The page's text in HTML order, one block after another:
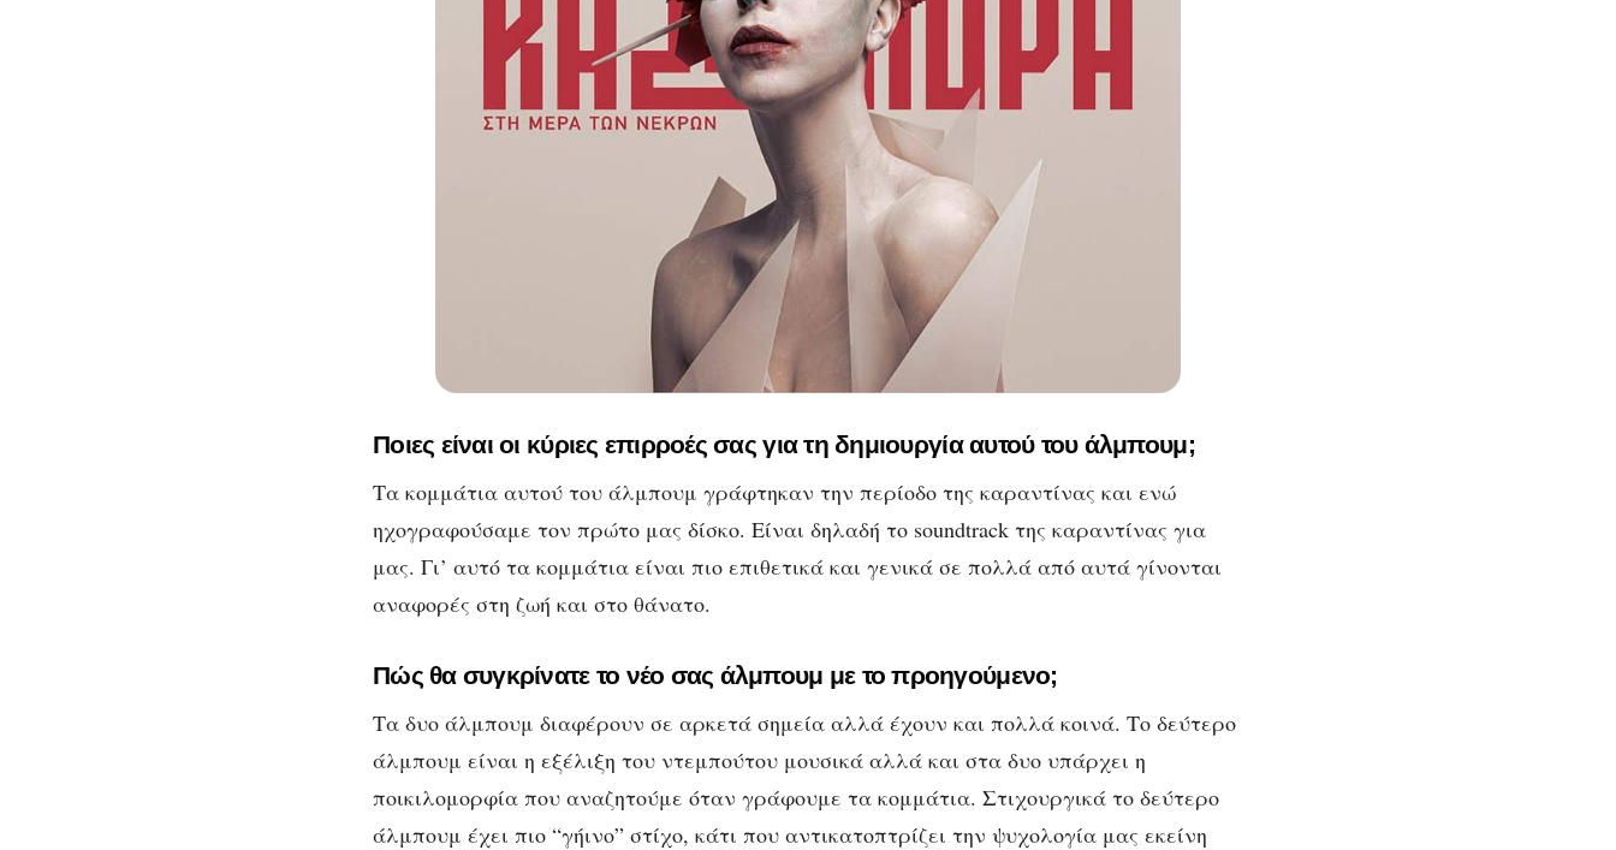
Ποιες είναι οι κύριες επιρροές σας για τη δημιουργία αυτού του άλμπουμ;
Τα κομμάτια αυτού του άλμπουμ γράφτηκαν την περίοδο της καραντίνας και ενώ
ηχογραφούσαμε τον πρώτο μας δίσκο. Είναι δηλαδή το soundtrack της καραντίνας για
μας. Γι’ αυτό τα κομμάτια είναι πιο επιθετικά και γενικά σε πολλά από αυτά γίνονται
αναφορές στη ζωή και στο θάνατο.
Πώς θα συγκρίνατε το νέο σας άλμπουμ με το προηγούμενο;
Τα δυο άλμπουμ διαφέρουν σε αρκετά σημεία αλλά έχουν και πολλά κοινά. Το δεύτερο
άλμπουμ είναι η εξέλιξη του ντεμπούτου μουσικά αλλά και στα δυο υπάρχει η
ποικιλομορφία που αναζητούμε όταν γράφουμε τα κομμάτια. Στιχουργικά το δεύτερο
άλμπουμ έχει πιο “γήινο” στίχο, κάτι που αντικατοπτρίζει την ψυχολογία μας εκείνη